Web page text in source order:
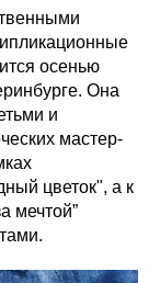
осенью
Она
и
мастер-
цветок", а к
мечтой”